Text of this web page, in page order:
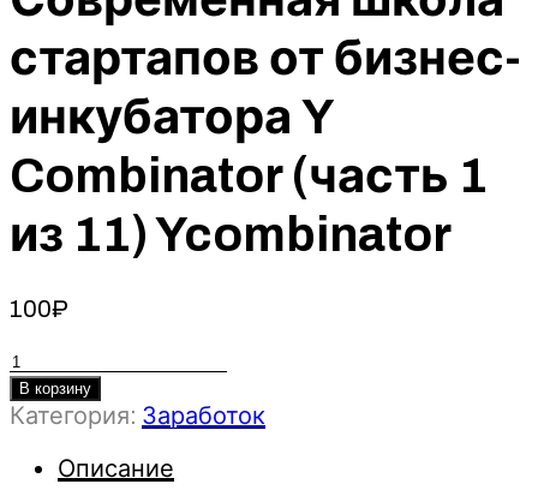
стартапов от бизнес-
инкубатора Y
Combinator (часть 1
из 11) Ycombinator
100₽
Количество
товара
Современная
стартапов
В корзину
Категория: Заработок
Описание